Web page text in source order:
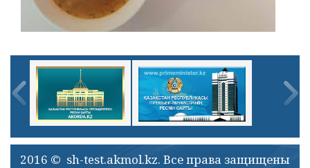
2016 © sh-test.akmol.kz. Все права защищены